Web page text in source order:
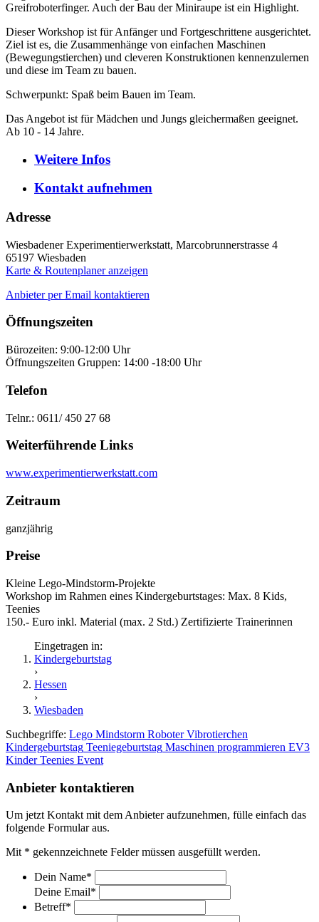
Greifroboterfinger. Auch der Bau der Miniraupe ist ein Highlight.
Dieser Workshop ist für Anfänger und Fortgeschrittene ausgerichtet.
Ziel ist es, die Zusammenhänge von einfachen Maschinen
(Bewegungstierchen) und cleveren Konstruktionen kennenzulernen
und diese im Team zu bauen.
Schwerpunkt: Spaß beim Bauen im Team.
Das Angebot ist für Mädchen und Jungs gleichermaßen geeignet.
Ab 10 - 14 Jahre.
Weitere Infos
Kontaktaufnehmen
Adresse
Wiesbadener Experimentierwerkstatt, Marcobrunnerstrasse 4
65197 Wiesbaden
Karte & Routenplaner anzeigen
Anbieter per Email kontaktieren
Öffnungszeiten
Bürozeiten: 9:00-12:00 Uhr
Öffnungszeiten Gruppen: 14:00 -18:00 Uhr
Telefon
Telnr.: 0611/ 450 27 68
Weiterführende Links
www.experimentierwerkstatt.com
Zeitraum
ganzjährig
Preise
Kleine Lego-Mindstorm-Projekte
Workshop im Rahmen eines Kindergeburtstages: Max. 8 Kids,
Teenies
150.- Euro inkl. Material (max. 2 Std.) Zertifizierte Trainerinnen
Eingetragen in:
Kindergeburtstag
›
Hessen
›
Wiesbaden
Suchbegriffe: Lego Mindstorm RoboterVibrotierchen
Kindergeburtstag Teeniegeburtstag Maschinen programmieren EV3
KinderTeenies Event
Anbieter kontaktieren
Um jetzt Kontakt mit dem Anbieter aufzunehmen, fülle einfach das
folgende Formular aus.
Mit * gekennzeichnete Felder müssen ausgefüllt werden.
Dein Name*
Deine Email*
Betreff*